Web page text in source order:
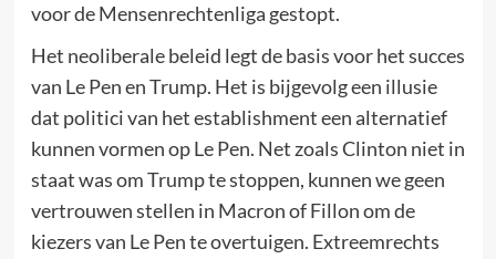
voor de Mensenrechtenliga gestopt.
Het neoliberale beleid legt de basis voor het succes
van Le Pen en Trump. Het is bijgevolg een illusie
dat politici van het establishment een alternatief
kunnen vormen op Le Pen. Net zoals Clinton niet in
staat was om Trump te stoppen, kunnen we geen
vertrouwen stellen in Macron of Fillon om de
kiezers van Le Pen te overtuigen. Extreemrechts